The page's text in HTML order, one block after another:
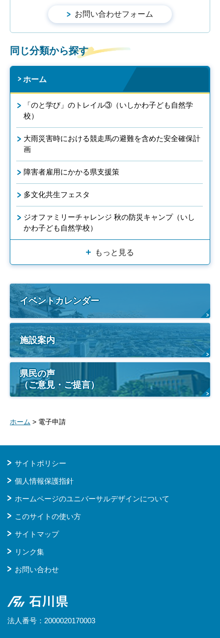
同じ分類から探す
ホーム
「のと学び」のトレイル③（いしかわ子ども自然学
校）
大雨災害時における競走馬の避難を含めた安全確保計
画
障害者雇用にかかる県支援策
多文化共生フェスタ
ジオファミリーチャレンジ 秋の防災キャンプ（いし
かわ子ども自然学校）
もっと見る
イベントカレンダー
施設案内
県民の声
（ご意見・ご提言）
ホーム > 電子申請
サイトポリシー
個人情報保護指針
ホームページのユニバーサルデザインについて
このサイトの使い方
サイトマップ
リンク集
お問い合わせ
石川県
法人番号：2000020170003